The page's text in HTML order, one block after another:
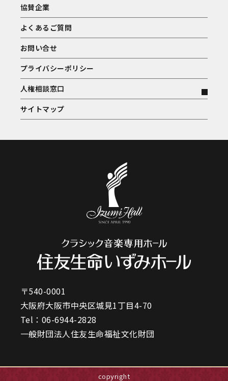
協賛企業
よくあるご質問
お問い合せ
プライバシーポリシー
人権相談窓口
サイトマップ
〒540-0001
大阪府大阪市中央区城見1丁目4-70
Tel： 06-6944-2828
一般財団法人住友生命福祉文化財団
copyright